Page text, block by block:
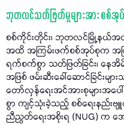
ဘုတလင်သတ်ဖြတ်မှုများအား စစ်အု
စစ်ကိုင်းတိုင်း၊ ဘုတလင်မြို့နယ်
အထိ အကြမ်းဖက်စစ်အုပ်စုက အပြ
ရက်စက်စွာ သတ်ဖြတ်ခြင်း၊ နေအိမ်မ
အဖြစ် ဖမ်းဆီးခေါ်ဆောင်ခြင်
တော်လှန်ရေးအင်အားစုများအပေ
စွာ ကျင့်သုံးခဲ့သည့် စစ်ရေးနည်းဗျူ
ညီညွတ်ရေးအစိုးရ (NUG) က